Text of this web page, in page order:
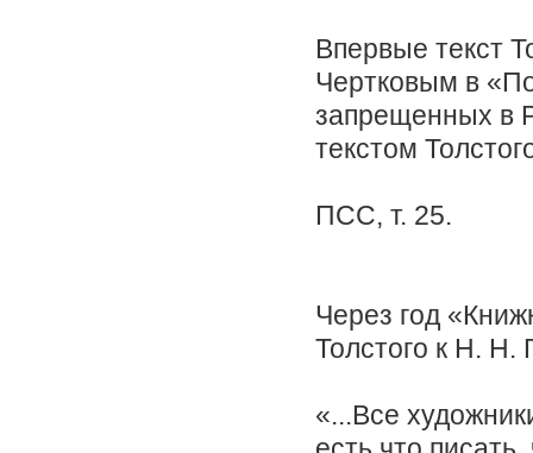
Впервые текст
Чертковым в
запрещенных в
текстом
ПСС, т. 25.
Через год
Толстого к Н. Н.
«...Все